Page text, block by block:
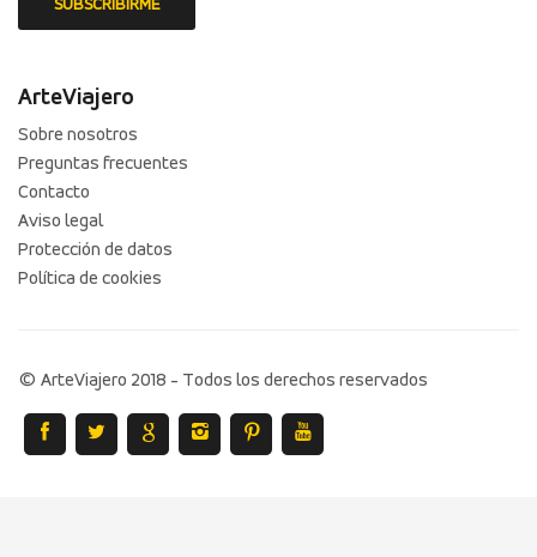
ArteViajero
Sobre nosotros
Preguntas frecuentes
Contacto
Aviso legal
Protección de datos
Política de cookies
© ArteViajero 2018 - Todos los derechos reservados